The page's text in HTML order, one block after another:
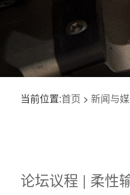
当前位置:首页 > 新闻与
论坛议程 | 柔性